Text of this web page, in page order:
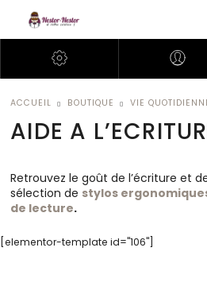
ACCUEIL BOUTIQUE VIE
AIDE A
Retrouvez le goût de l’écriture et
sélection de stylos
de lecture.
[elementor-template id="106"]